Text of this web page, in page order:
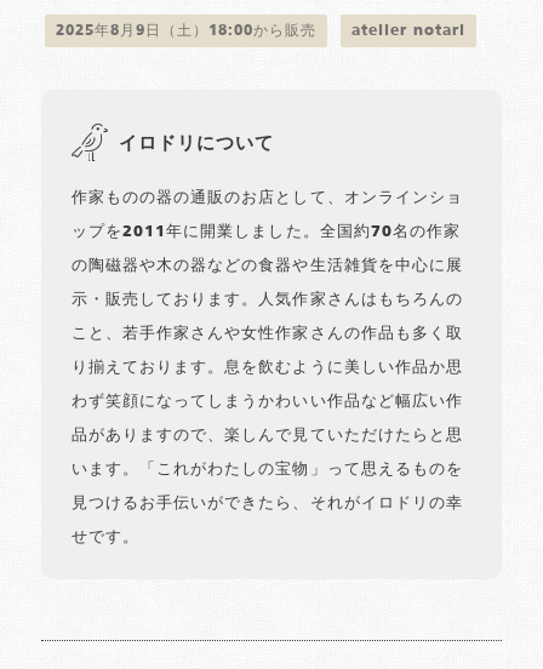
2025年8月9日（土）18:00から販売 atelier notari
イロドリについて
作家ものの器の通販のお店として、オンラインショ
ップを2011年に開業しました。全国約70名の作家
の陶磁器や木の器などの食器や生活雑貨を中心に展
示・販売しております。人気作家さんはもちろんの
こと、若手作家さんや女性作家さんの作品も多く取
り揃えております。息を飲むように美しい作品か思
わず笑顔になってしまうかわいい作品など幅広い作
品がありますので、楽しんで見ていただけたらと思
います。「これがわたしの宝物」って思えるものを
見つけるお手伝いができたら、それがイロドリの幸
せです。